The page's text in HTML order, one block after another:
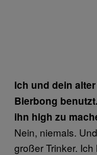
Ich und dein
Bierbong
ihn high zu
Nein, niemals.
großer Trinker.